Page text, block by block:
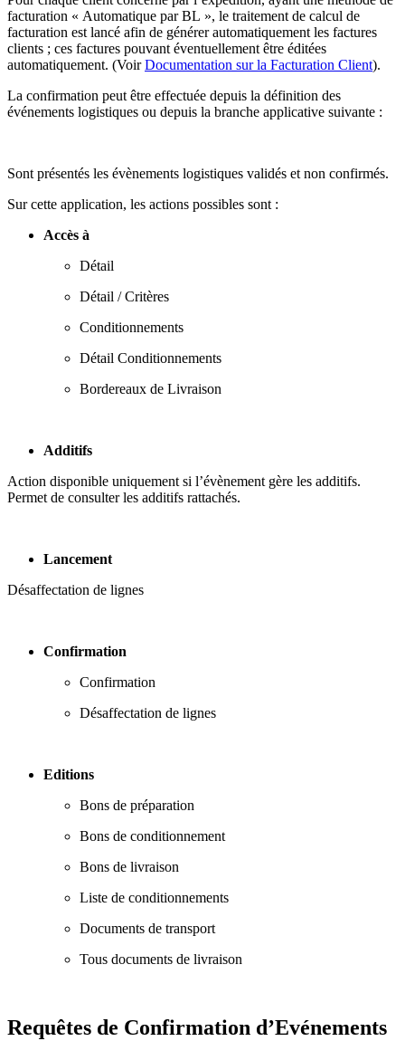
facturation « Automatique par BL », le traitement de calcul de
facturation est lancé afin de générer automatiquement les factures
clients ; ces factures pouvant éventuellement être éditées
automatiquement. (VoirDocumentation sur la Facturation Client).
La confirmation peut être effectuée depuis la définition des
événements logistiques ou depuis la branche applicative suivante :
Sont présentés les évènements logistiques validés et non confirmés.
Sur cette application, les actions possibles sont :
Accès à
Détail
Détail / Critères
Conditionnements
Détail Conditionnements
Bordereaux de Livraison
Additifs
Action disponible uniquement si l’évènement gère les additifs.
Permet de consulter les additifs rattachés.
Lancement
Désaffectation de lignes
Confirmation
Confirmation
Désaffectation de lignes
Editions
Bons de préparation
Bons de conditionnement
Bons de livraison
Liste de conditionnements
Documents de transport
Tous documents de livraison
Requêtes de Confirmation d’Evénements